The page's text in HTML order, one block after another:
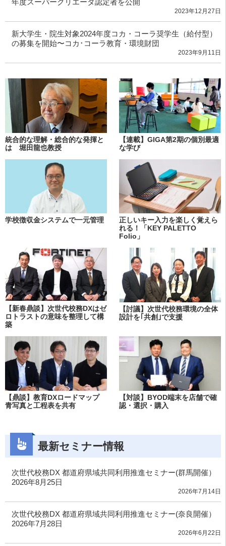
年度スーパークリエータ認定者を公開
2023年12月27日
新大学生・院生対象2024年度コカ・コーラ奨学生（給付型）
の募集を開始〜コカ･コーラ教育・環境財団
2023年9月11日
統合的な理解・総合的な発揮と
は 堀田龍也教授
【連載】GIGA第2期の個別最適
な学び
学校徴収金システムで一元管理
正しいキー入力を楽しく覚えら
れる！「KEY PALETTO
Folio」
【新春鼎談】次世代校務DXはゼ
ロトラストの意味を整理して構
築
【討議】次世代校務環境の全体
設計を｢共創｣で支援
【鼎談】教育DXロードマップ
青写真と工程表を共有
【対談】BYOD端末を店舗で確
認・選択・購入
最新セミナー情報
次世代校務DX 都道府県域共同利用推進セミナー(群馬開催）
2026年8月25日
2026年7月14日
次世代校務DX 都道府県域共同利用推進セミナー(奈良開催）
2026年7月28日
2026年6月22日